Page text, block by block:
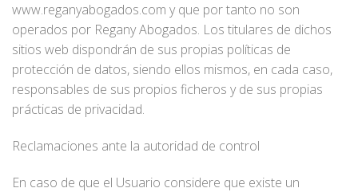
www.reganyabogados.com y que por tanto no son
operados por Regany Abogados. Los titulares de dichos
sitios web dispondrán de sus propias políticas de
protección de datos, siendo ellos mismos, en cada caso,
responsables de sus propios ficheros y de sus propias
prácticas de privacidad.
Reclamaciones ante la autoridad de control
En caso de que el Usuario considere que existe un